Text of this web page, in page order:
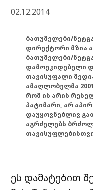
02.12.2014
ბათუმელები/
დირექტორი მზია
ბათუმელები/
დამოუკიდებელი
თავისუფალი
ამაღლობელმა
რომ ის არის
პატიმარი, არ
დაუყოვნებლივ
აგრძელებს
ეს დამატებით